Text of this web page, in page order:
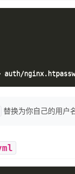
替换为你自己的用户